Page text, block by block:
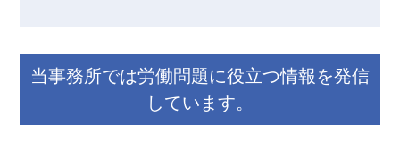
当事務所では労働問題に役立つ情報を発信
しています。